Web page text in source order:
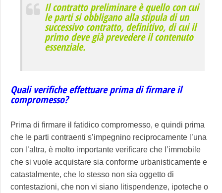
Il contratto preliminare è quello con cui
le parti si obbligano alla stipula di un
successivo contratto, definitivo, di cui il
primo deve già prevedere il contenuto
essenziale.
Quali verifiche effettuare prima di firmare il
compromesso?
Prima di firmare il fatidico compromesso, e quindi prima
che le parti contraenti s’impegnino reciprocamente l’una
con l’altra, è molto importante verificare che l’immobile
che si vuole acquistare sia conforme urbanisticamente e
catastalmente, che lo stesso non sia oggetto di
contestazioni, che non vi siano litispendenze, ipoteche o